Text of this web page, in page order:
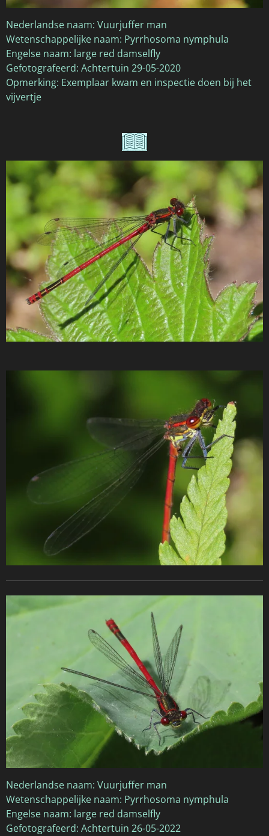
Nederlandse naam: Vuurjuffer man
Wetenschappelijke naam: Pyrrhosoma nymphula
Engelse naam: large red damselfly
Gefotografeerd: Achtertuin 29-05-2020
Opmerking: Exemplaar kwam en inspectie doen bij het
vijvertje
Nederlandse naam: Vuurjuffer man
Wetenschappelijke naam: Pyrrhosoma nymphula
Engelse naam: large red damselfly
Gefotografeerd: Achtertuin 26-05-2022